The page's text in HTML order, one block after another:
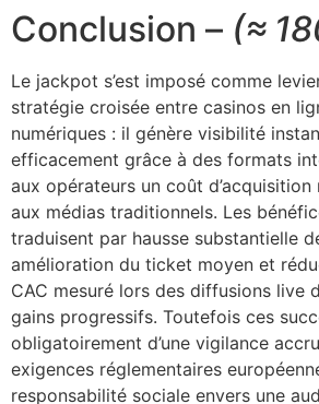
Conclusion – (≈
Le jackpot s’est imposé comme
stratégie croisée entre casinos en
numériques : il génère visibilité
efficacement grâce à des formats
aux opérateurs un coût
aux médias traditionnels. Les
traduisent par hausse substantielle
amélioration du ticket moyen et
CAC mesuré lors des diffusions live
gains progressifs. Toutefois ces
obligatoirement d’une vigilance
exigences réglementaires
responsabilité sociale envers une